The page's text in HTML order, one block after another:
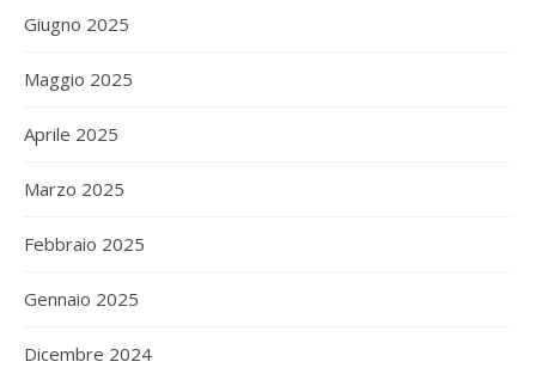
Giugno 2025
Maggio 2025
Aprile 2025
Marzo 2025
Febbraio 2025
Gennaio 2025
Dicembre 2024